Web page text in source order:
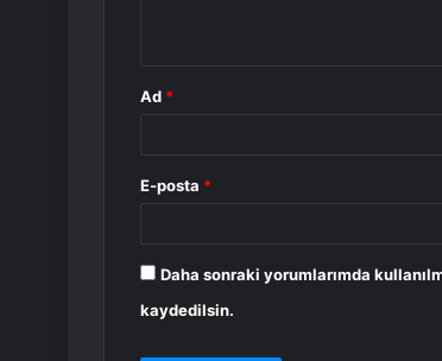
Ad *
E-posta *
Daha sonraki yorumlarımda
kaydedilsin.